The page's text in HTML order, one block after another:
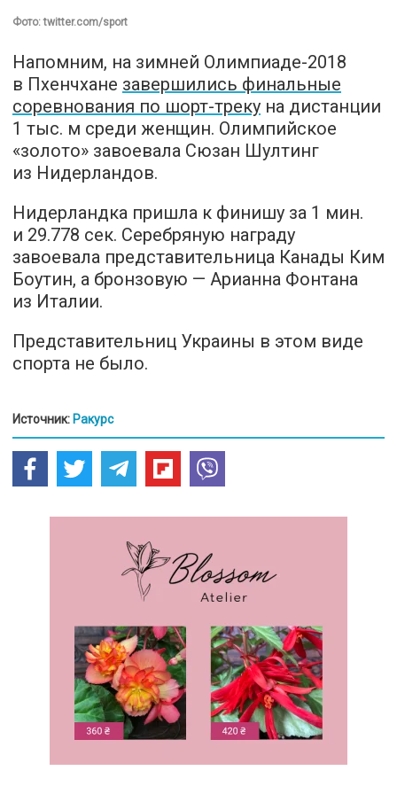
Фото: twitter.com/sport
Напомним, на зимней Олимпиаде-2018
в Пхенчхане завершились финальные
соревнования по шорт-треку на дистанции
1 тыс. м среди женщин. Олимпийское
«золото» завоевала Сюзан Шултинг
из Нидерландов.
Нидерландка пришла к финишу за 1 мин.
и 29.778 сек. Серебряную награду
завоевала представительница Канады Ким
Боутин, а бронзовую — Арианна Фонтана
из Италии.
Представительниц Украины в этом виде
спорта не было.
Источник: Ракурс